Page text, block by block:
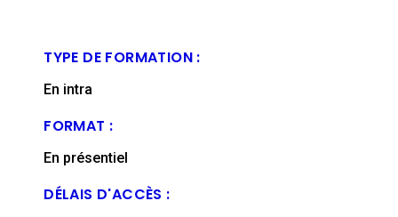
TYPE DE FORMATION :
En intra
FORMAT :
En présentiel
DÉLAIS D'ACCÈS :